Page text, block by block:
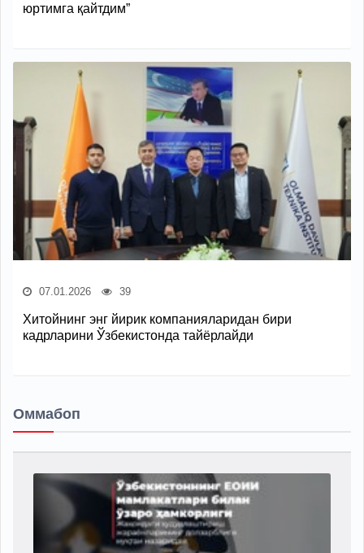
юртимга қайтдим”
07.01.2026 39
Хитойнинг энг йирик компанияларидан бири
кадрларини Ўзбекистонда тайёрлайди
Оммабоп